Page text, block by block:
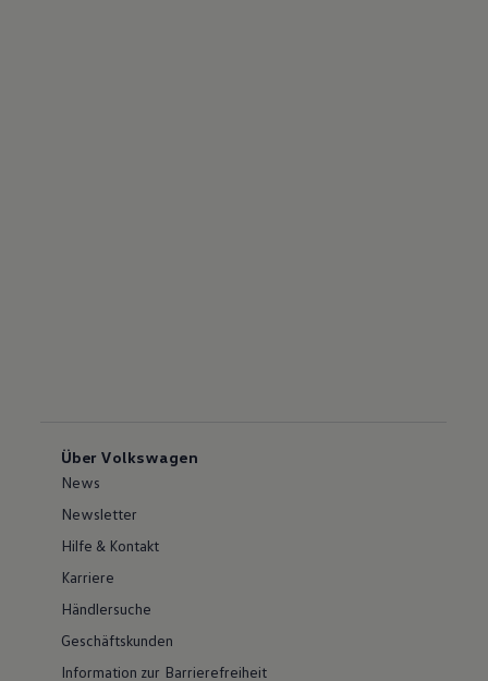
Über Volkswagen
News
Newsletter
Hilfe & Kontakt
Karriere
Händlersuche
Geschäftskunden
Information zur Barrierefreiheit